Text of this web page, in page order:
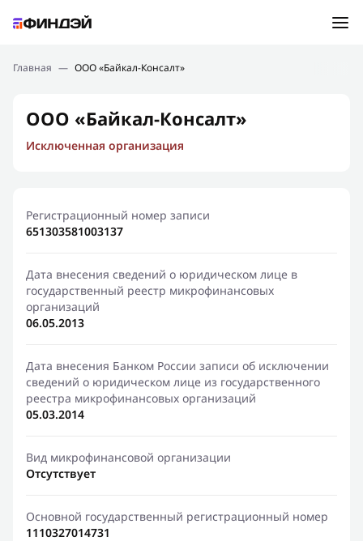
Подбор займа
Новости
Финансовое просвещение
Главная — ООО «Байкал-Консалт»
ООО «Байкал-Консалт»
Исключенная организация
Регистрационный номер записи
651303581003137
Дата внесения сведений о юридическом лице в
государственный реестр микрофинансовых
организаций
06.05.2013
Дата внесения Банком России записи об исключении
сведений о юридическом лице из государственного
реестра микрофинансовых организаций
05.03.2014
Вид микрофинансовой организации
Отсутствует
Основной государственный регистрационный номер
1110327014731
Ошибка:Контактная форма не найдена.
Спасибо, что написали нам
Мы свяжемся с Вами в ближайшее время и сообщим
результат
Отправить новый запрос